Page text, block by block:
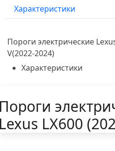
Характеристики
Пороги электрические
V(2022-2024)
Характеристики
LX600